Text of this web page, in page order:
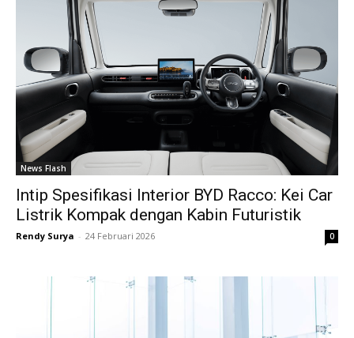
News Flash
Intip Spesifikasi Interior BYD Racco: Kei Car
Listrik Kompak dengan Kabin Futuristik
Rendy Surya - 24 Februari 2026 0